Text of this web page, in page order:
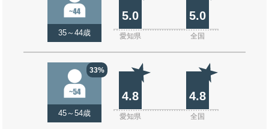
35～44歳
5.0 5.0
愛知県 全国
33%
45～54歳
4.8 4.8
愛知県 全国